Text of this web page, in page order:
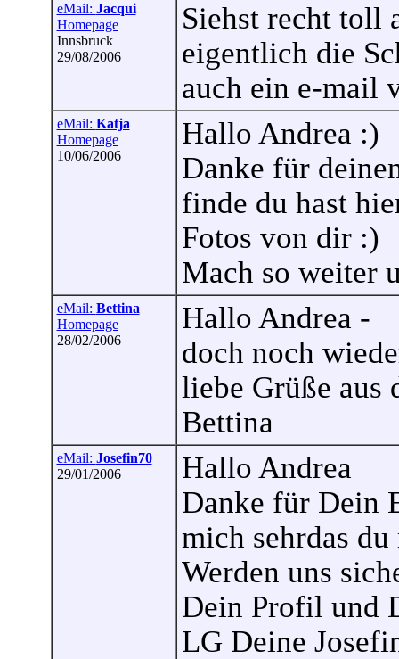
eMail: Jacqui
Homepage
Innsbruck
29/08/2006
Siehst recht toll
eigentlich die
auch ein e-mail
eMail: Katja
Homepage
10/06/2006
Hallo Andrea :)
Danke für
finde du hast
Fotos von dir :)
Mach so weiter
eMail: Bettina
Homepage
28/02/2006
Hallo Andrea -
doch noch
liebe Grüße aus
Bettina
eMail: Josefin70
29/01/2006
Hallo Andrea
Danke für Dein
mich sehrdas
Werden uns
Dein Profil und
LG Deine